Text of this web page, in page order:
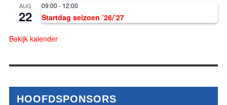
AUG
22
09:00 - 12:00
Startdag seizoen ’26/’27
Bekijk kalender
HOOFDSPONSORS